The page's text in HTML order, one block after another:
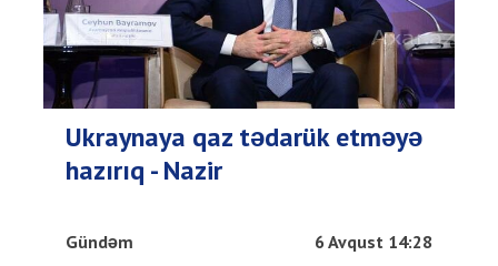
Ukraynaya qaz tədarük etməyə
hazırıq - Nazir
Gündəm 6 Avqust 14:28